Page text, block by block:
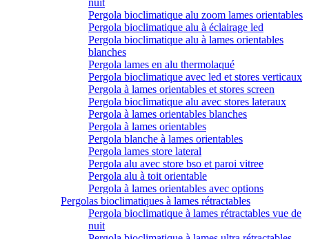
nuit
Pergola bioclimatique alu zoom lames orientables
Pergola bioclimatique alu à éclairage led
Pergola bioclimatique alu à lames orientables
blanches
Pergola lames en alu thermolaqué
Pergola bioclimatique avec led et stores verticaux
Pergola à lames orientables et stores screen
Pergola bioclimatique alu avec stores lateraux
Pergola à lames orientables blanches
Pergola à lames orientables
Pergola blanche à lames orientables
Pergola lames store lateral
Pergola alu avec store bso et paroi vitree
Pergola alu à toit orientable
Pergola à lames orientables avec options
Pergolas bioclimatiques à lames rétractables
Pergola bioclimatique à lames rétractables vue de
nuit